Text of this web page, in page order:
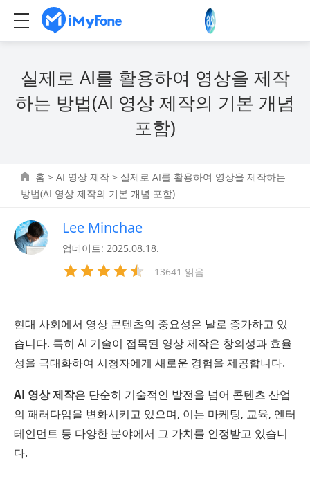
실제로 AI를 활용하여 영상을 제작
하는 방법(AI 영상 제작의 기본 개념
포함)
홈 > AI 영상 제작 > 실제로 AI를 활용하여 영상을 제작하는
방법(AI 영상 제작의 기본 개념 포함)
Lee Minchae
업데이트: 2025.08.18.
13641 읽음
현대 사회에서 영상 콘텐츠의 중요성은 날로 증가하고 있
습니다. 특히 AI 기술이 접목된 영상 제작은 창의성과 효율
성을 극대화하여 시청자에게 새로운 경험을 제공합니다.
AI 영상 제작은 단순히 기술적인 발전을 넘어 콘텐츠 산업
의 패러다임을 변화시키고 있으며, 이는 마케팅, 교육, 엔터
테인먼트 등 다양한 분야에서 그 가치를 인정받고 있습니
다.